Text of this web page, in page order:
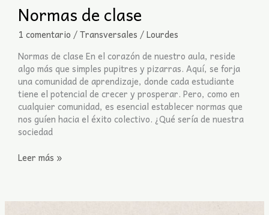
Normas de clase
1 comentario /Transversales /Lourdes
Normas de clase En el corazón de nuestro aula, reside
algo más que simples pupitres y pizarras. Aquí, se forja
una comunidad de aprendizaje, donde cada estudiante
tiene el potencial de crecer y prosperar. Pero, como en
cualquier comunidad, es esencial establecer normas que
nos guíen hacia el éxito colectivo. ¿Qué sería de nuestra
sociedad
Leer más »